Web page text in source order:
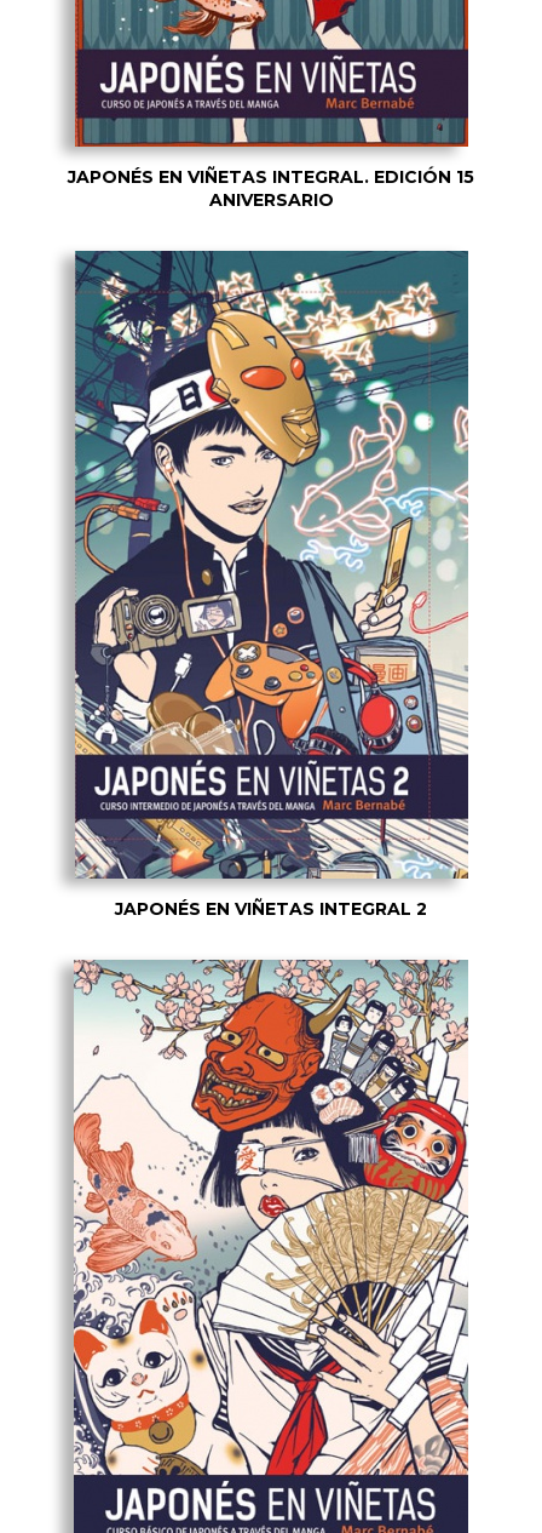
JAPONÉS EN VIÑETAS INTEGRAL. EDICIÓN 15
ANIVERSARIO
JAPONÉS EN VIÑETAS INTEGRAL 2